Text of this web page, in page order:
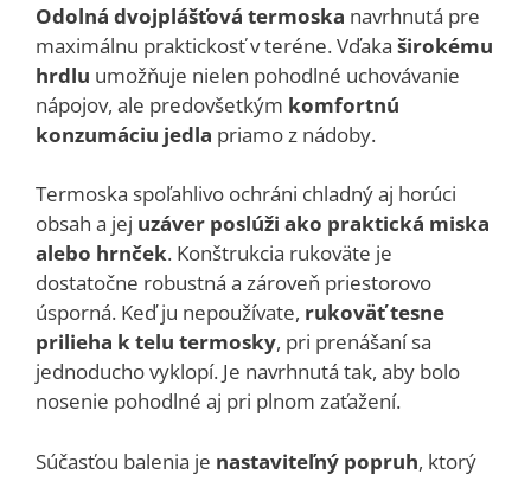
Odolná dvojplášťová termoska navrhnutá pre
maximálnu praktickosť v teréne. Vďaka širokému
hrdlu umožňuje nielen pohodlné uchovávanie
nápojov, ale predovšetkým komfortnú
konzumáciu jedla priamo z nádoby.
Termoska spoľahlivo ochráni chladný aj horúci
obsah a jej uzáver poslúži ako praktická miska
alebo hrnček. Konštrukcia rukoväte je
dostatočne robustná a zároveň priestorovo
úsporná. Keď ju nepoužívate, rukoväť tesne
prilieha k telu termosky, pri prenášaní sa
jednoducho vyklopí. Je navrhnutá tak, aby bolo
nosenie pohodlné aj pri plnom zaťažení.
Súčasťou balenia je nastaviteľný popruh, ktorý